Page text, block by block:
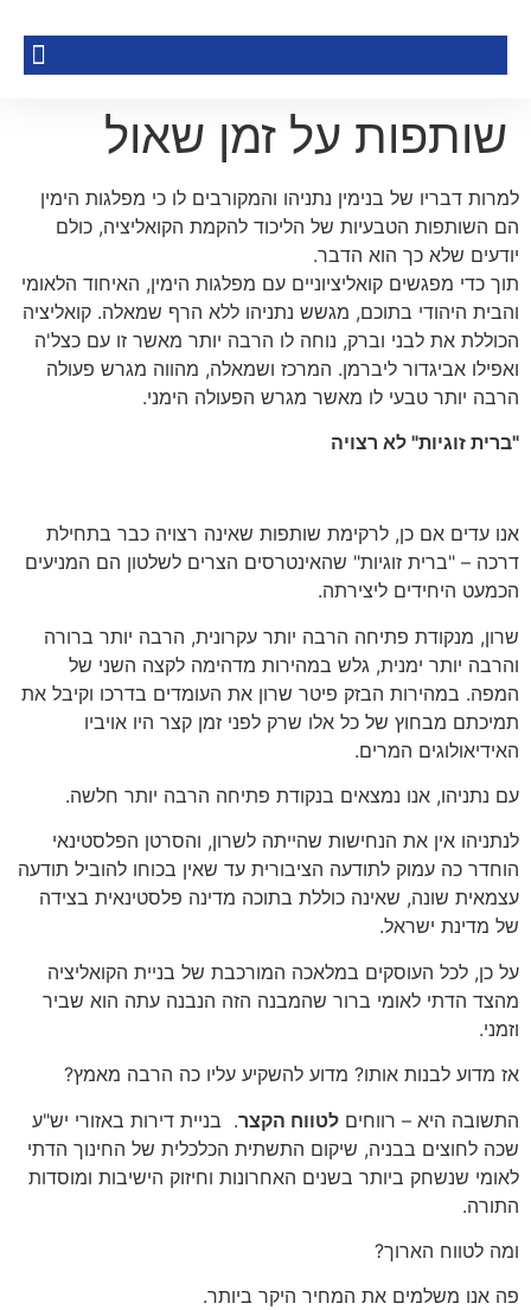
שותפות על זמן שאול
למרות דבריו של בנימין נתניהו והמקורבים לו כי מפלגות הימין
הם השותפות הטבעיות של הליכוד להקמת הקואליציה, כולם
יודעים שלא כך הוא הדבר.
תוך כדי מפגשים קואליציוניים עם מפלגות הימין, האיחוד הלאומי
והבית היהודי בתוכם, מגשש נתניהו ללא הרף שמאלה. קואליציה
הכוללת את לבני וברק, נוחה לו הרבה יותר מאשר זו עם כצל'ה
ואפילו אביגדור ליברמן. המרכז ושמאלה, מהווה מגרש פעולה
הרבה יותר טבעי לו מאשר מגרש הפעולה הימני.
"ברית זוגיות" לא רצויה
אנו עדים אם כן, לרקימת שותפות שאינה רצויה כבר בתחילת
דרכה – "ברית זוגיות" שהאינטרסים הצרים לשלטון הם המניעים
הכמעט היחידים ליצירתה.
שרון, מנקודת פתיחה הרבה יותר עקרונית, הרבה יותר ברורה
והרבה יותר ימנית, גלש במהירות מדהימה לקצה השני של
המפה. במהירות הבזק פיטר שרון את העומדים בדרכו וקיבל את
תמיכתם מבחוץ של כל אלו שרק לפני זמן קצר היו אויביו
האידיאולוגים המרים.
עם נתניהו, אנו נמצאים בנקודת פתיחה הרבה יותר חלשה.
לנתניהו אין את הנחישות שהייתה לשרון, והסרטן הפלסטינאי
הוחדר כה עמוק לתודעה הציבורית עד שאין בכוחו להוביל תודעה
עצמאית שונה, שאינה כוללת בתוכה מדינה פלסטינאית בצידה
של מדינת ישראל.
על כן, לכל העוסקים במלאכה המורכבת של בניית הקואליציה
מהצד הדתי לאומי ברור שהמבנה הזה הנבנה עתה הוא שביר
וזמני.
אז מדוע לבנות אותו? מדוע להשקיע עליו כה הרבה מאמץ?
התשובה היא – רווחים לטווח הקצר. בניית דירות באזורי יש"ע
שכה לחוצים בבניה, שיקום התשתית הכלכלית של החינוך הדתי
לאומי שנשחק ביותר בשנים האחרונות וחיזוק הישיבות ומוסדות
התורה.
ומה לטווח הארוך?
פה אנו משלמים את המחיר היקר ביותר.